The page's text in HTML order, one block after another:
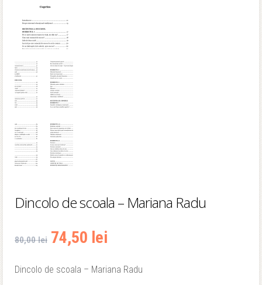
Dincolo de scoala – Mariana Radu
80,00lei Prețul
inițial
74,50 lei
curent
Dincolo de scoala – Mariana Radu